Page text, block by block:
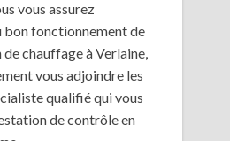
vous assurez
bon fonctionnement de
chauffage à Verlaine,
vous adjoindre les
qualifié qui vous
de contrôle en